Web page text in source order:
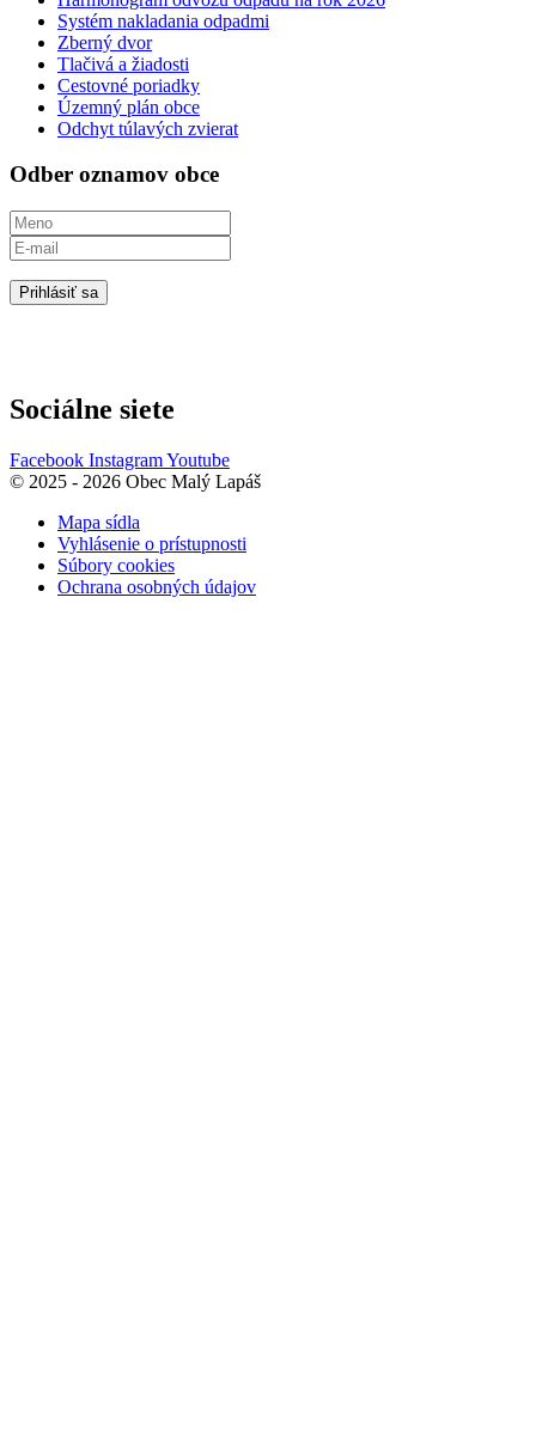
Systém nakladania odpadmi
Zberný dvor
Tlačivá a žiadosti
Cestovné poriadky
Územný plán obce
Odchyt túlavých zvierat
Odber oznamov obce
Prihlásiť sa
Sociálne siete
Facebook InstagramYoutube
© 2025 - 2026 Obec Malý Lapáš
Mapa sídla
Vyhlásenie o prístupnosti
Súbory cookies
Ochrana osobných údajov